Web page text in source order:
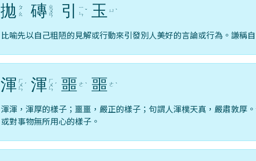
拋 ㄆ
ㄠ
磚 ㄓ
ㄨ
ㄢ 引
ㄧ
ㄣ ˇ 玉 ㄩ ˋ
比喻先以自己粗陋的見解或行動來引發別人美好的言論或行為。謙稱
渾 ㄏ
ㄨ
ㄣ
ˊ 渾 ㄏ
ㄨ
ㄣ
ˊ 噩 ㄜ ˋ 噩 ㄜ ˋ
渾渾，渾厚的樣子；噩噩，嚴正的樣子；句謂人渾樸天真，嚴肅敦厚
或對事物無所用心的樣子。